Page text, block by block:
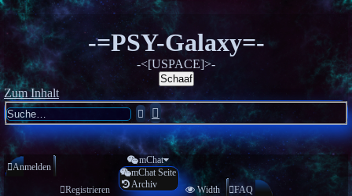
-=PSY-Galaxy=-
-<[USPACE]>-
Schaaf
Zum Inhalt
SucheErweiterte
Suche
Anmelden
Registrieren
mChat
mChat Seite
Archiv
Width FAQ